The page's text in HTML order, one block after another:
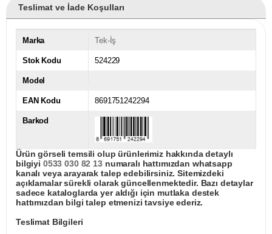
Teslimat ve İade Koşulları
Marka Tek-İş
Stok Kodu 524229
Model
EAN Kodu 8691751242294
Barkod
Ürün görseli temsili olup ürünlerimiz hakkında detaylı
bilgiyi 0533 030 82 13numaralı hattımızdan whatsapp
kanalı veya arayarak talep edebilirsiniz. Sitemizdeki
açıklamalar sürekli olarak güncellenmektedir. Bazı detaylar
sadece kataloglarda yer aldığı için mutlaka destek
hattımızdan bilgi talep etmenizi tavsiye ederiz.
Teslimat Bilgileri